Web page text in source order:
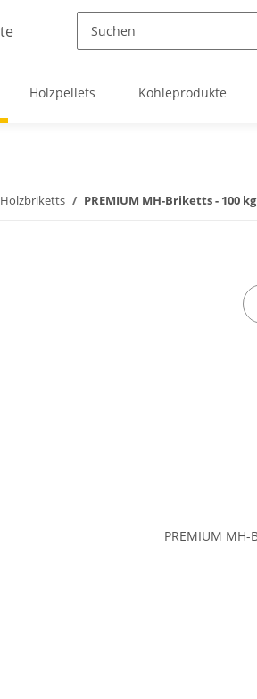
Holzpellets Kohleprodukte
Holzbriketts PREMIUM MH-Briketts - 100 kg